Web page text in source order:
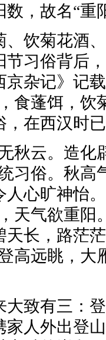
，故名“重
、饮菊花酒
习俗背后
杂记》记
食蓬饵，饮
在西汉时
秋云。造化
习俗。秋高
人心旷神怡
天气欲重阳
长，路茫
高远眺，大
大致有三：
人外出登